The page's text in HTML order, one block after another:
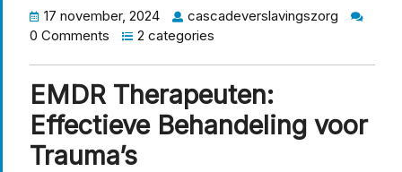
17 november, 2024
cascadeverslavingszorg
0 Comments
2 categories
EMDR Therapeuten:
Effectieve Behandeling voor
Trauma’s